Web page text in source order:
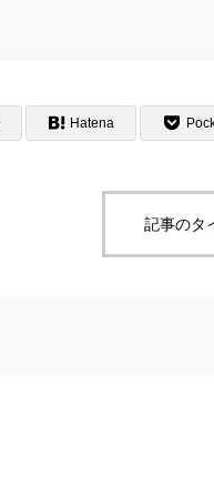
Hatena
記事のタ